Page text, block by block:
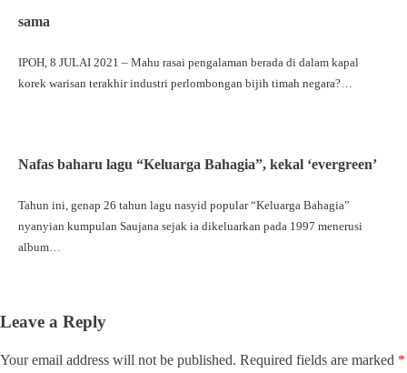
sama
IPOH, 8 JULAI 2021 – Mahu rasai pengalaman berada di dalam kapal
korek warisan terakhir industri perlombongan bijih timah negara?…
Nafas baharu lagu “Keluarga Bahagia”, kekal ‘evergreen’
Tahun ini, genap 26 tahun lagu nasyid popular “Keluarga Bahagia”
nyanyian kumpulan Saujana sejak ia dikeluarkan pada 1997 menerusi
album…
Leave a Reply
Your email address will not be published. Required fields are marked *